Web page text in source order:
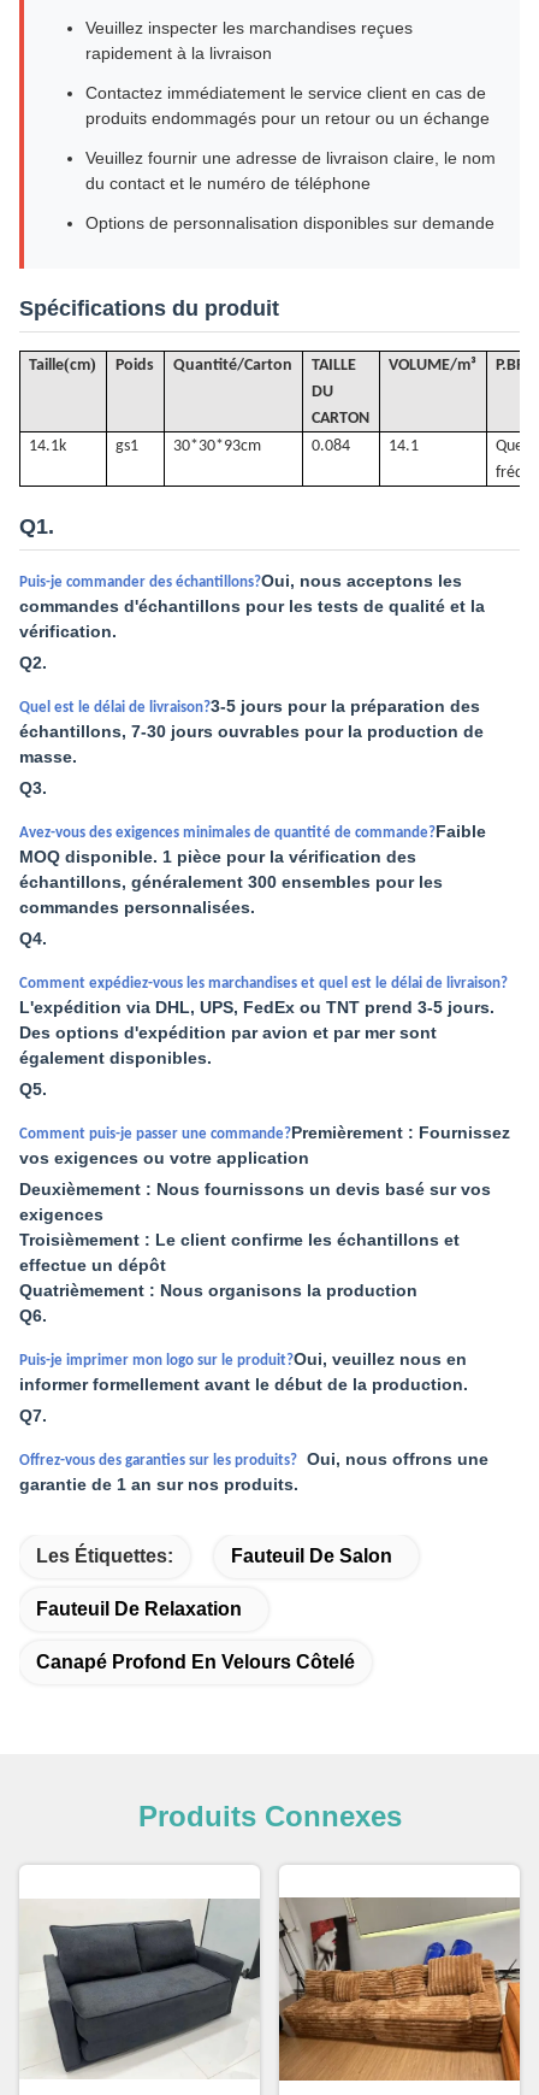
Veuillez inspecter les marchandises reçues
rapidement à la livraison
Contactez immédiatement le service client en cas de
produits endommagés pour un retour ou un échange
Veuillez fournir une adresse de livraison claire, le nom
du contact et le numéro de téléphone
Options de personnalisation disponibles sur demande
Spécifications du produit
Taille(cm) Poids Quantité/Carton
TAILLE
DU
CARTON
VOLUME/m³
14.1k gs1 30*30*93cm 0.084 14.1
Q1.
Puis-je commander des échantillons?Oui, nous acceptons les
commandes d'échantillons pour les tests de qualité et la
vérification.
Q2.
Quel est le délai de livraison?3-5 jours pour la préparation des
échantillons, 7-30 jours ouvrables pour la production de
masse.
Q3.
Avez-vous des exigences minimales de quantité de commande?Faible
MOQ disponible. 1 pièce pour la vérification des
échantillons, généralement 300 ensembles pour les
commandes personnalisées.
Q4.
Comment expédiez-vous les marchandises et quel est le délai de livraison?
L'expédition via DHL, UPS, FedEx ou TNT prend 3-5 jours.
Des options d'expédition par avion et par mer sont
également disponibles.
Q5.
Comment puis-je passer une commande?Premièrement : Fournissez
vos exigences ou votre application
Deuxièmement : Nous fournissons un devis basé sur vos
exigences
Troisièmement : Le client confirme les échantillons et
effectue un dépôt
Quatrièmement : Nous organisons la production
Q6.
Puis-je imprimer mon logo sur le produit?Oui, veuillez nous en
informer formellement avant le début de la production.
Q7.
Offrez-vous des garanties sur les produits?
Oui, nous offrons une
garantie de 1 an sur nos produits.
Les Étiquettes: Fauteuil De Salon
Fauteuil De Relaxation
Canapé Profond En Velours Côtelé
Produits Connexes